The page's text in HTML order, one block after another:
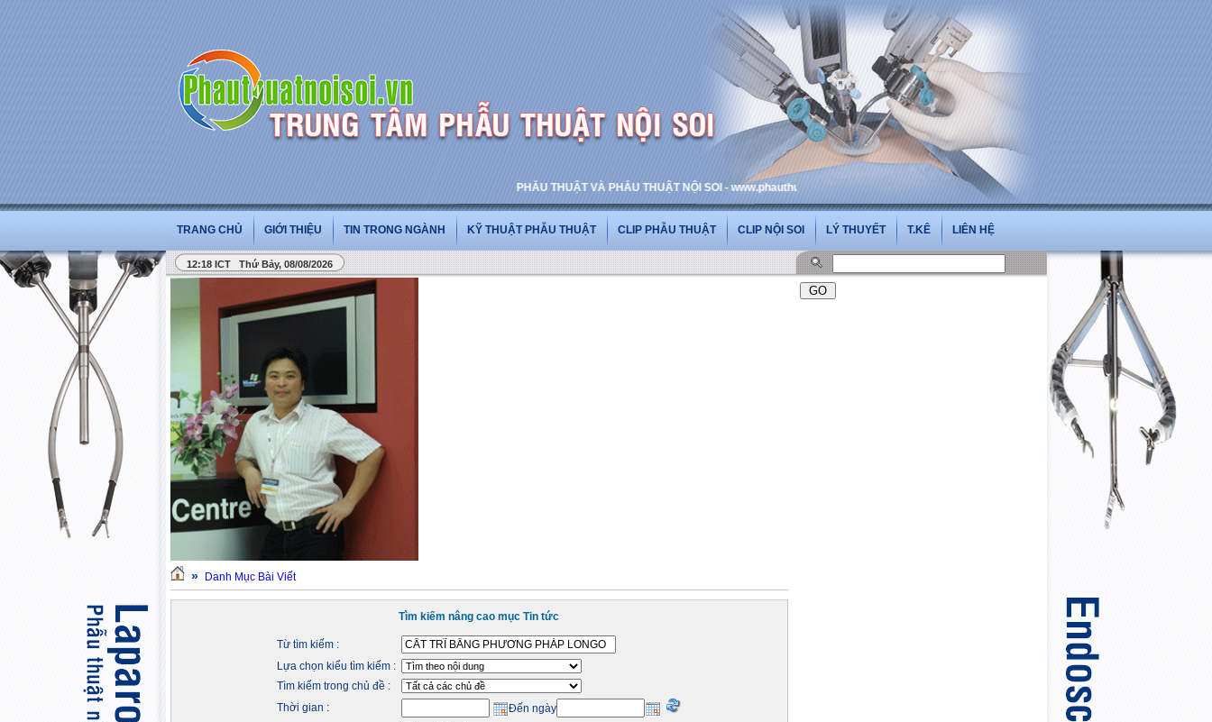
PHẪU THUẬT VÀ PHẪU THUẬT NỘI SOI - www.phauthuatnoisoi.vn
TRANG CHỦ GIỚI THIỆU TIN TRONG NGÀNH KỸ THUẬT PHẪU THUẬT CLIP PHẪU THUẬT CLIP NỘI SOI LÝ THUYẾT T.KÊ LIÊN HỆ
12:18 ICT Thứ Bảy, 08/08/2026
» Danh Mục Bài Viết
Tìm kiếm nâng cao mục Tin tức
Từ tìm kiếm :
Lựa chọn kiểu tìm kiếm :
Tìm kiếm trong chủ đề :
Thời gian :
Đến ngày